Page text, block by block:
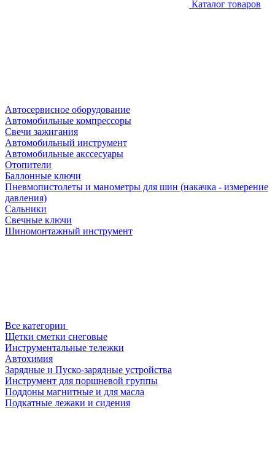
Каталог товаров
Автосервисное оборудование
Автомобильные компрессоры
Свечи зажигания
Автомобильный инструмент
Автомобильные акссесуары
Отопители
Баллонные ключи
Пневмопистолеты и манометры для шин (накачка - измерение
давления)
Сальники
Свечные ключи
Шиномонтажный инструмент
Все категории
Щетки сметки снеговые
Инструментальные тележки
Автохимия
Зарядные и Пуско-зарядные устройства
Инструмент для поршневой группы
Поддоны магнитные и для масла
Подкатные лежаки и сидения